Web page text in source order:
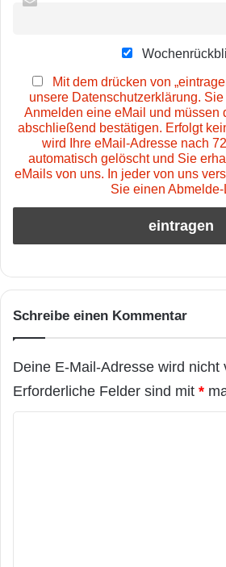
Mit dem drücken von
unsere Datenschutzerklärung.
Anmelden eine eMail und müssen
abschließend bestätigen. Erfolgt
wird Ihre eMail-Adresse nach
automatisch gelöscht und Sie
eMails von uns. In jeder von uns
Sie einen Abmelde-
Schreibe einen Kommentar
Deine E-Mail-Adresse wird nicht
Erforderliche Felder sind mit *